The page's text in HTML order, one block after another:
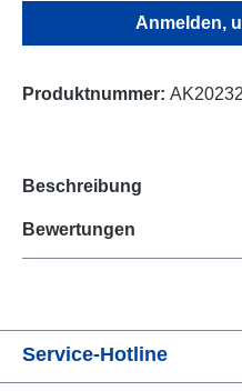
Anmelden,
Produktnummer:
Beschreibung
Bewertungen
Service-Hotline